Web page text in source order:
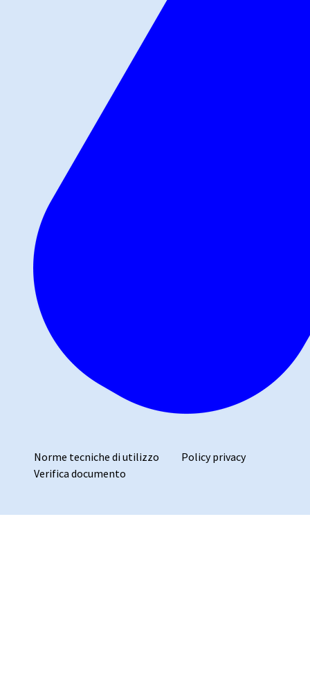
Norme tecniche di utilizzo
Policy privacy
Verifica documento